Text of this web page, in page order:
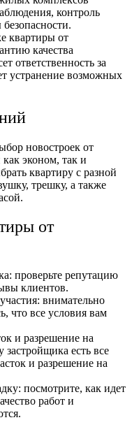
контроль
квартиры от
качества
ответственность за
устранение возможных
новостроек от
эконом, так и
квартиру с разной
трешку, а также
от
проверьте репутацию
клиентов.
внимательно
что все условия вам
и разрешение на
застройщика есть все
и разрешение на
посмотрите, как идет
работ и